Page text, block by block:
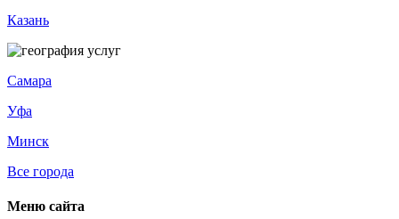
Казань
Самара
Уфа
Минск
Все города
Меню сайта